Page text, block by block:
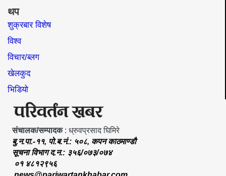
थप
शुक्रबार विशेष
विश्व
विचार/ब्लग
खेलकुद
भिडियो
संचालक/सम्पादक: ध्रुवप्रसाद घिमिरे
बु.न.पा.-११, पो.ब.नं.: ५०८, कपन काठमाण्डौ
सूचना विभाग द.न.: ३५६/०७३/०७४
०१ ४८१२९५६